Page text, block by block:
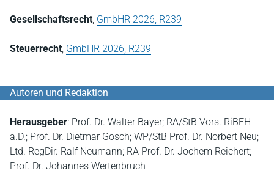
Gesellschaftsrecht, GmbHR 2026, R239
Steuerrecht, GmbHR 2026, R239
Autoren und Redaktion
Herausgeber: Prof. Dr. Walter Bayer; RA/StB Vors. RiBFH
a.D.; Prof. Dr. Dietmar Gosch; WP/StB Prof. Dr. Norbert Neu;
Ltd. RegDir. Ralf Neumann; RA Prof. Dr. Jochem Reichert;
Prof. Dr. Johannes Wertenbruch